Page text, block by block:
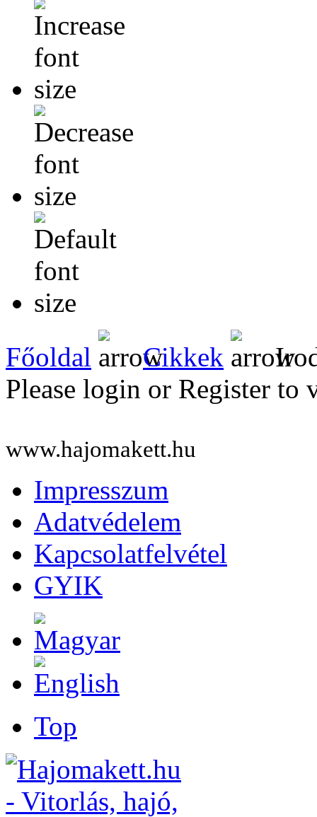
Főoldal Cikkek
Please login or Register to
www.hajomakett.hu
Impresszum
Adatvédelem
Kapcsolatfelvétel
GYIK
Top